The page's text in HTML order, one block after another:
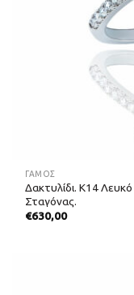
ΓΑΜΟΣ
Δακτυλίδι. Κ14
Σταγόνας.
€630,00